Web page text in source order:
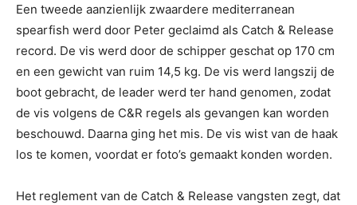
Een tweede aanzienlijk zwaardere mediterranean
spearfish werd door Peter geclaimd als Catch & Release
record. De vis werd door de schipper geschat op 170 cm
en een gewicht van ruim 14,5 kg. De vis werd langszij de
boot gebracht, de leader werd ter hand genomen, zodat
de vis volgens de C&R regels als gevangen kan worden
beschouwd. Daarna ging het mis. De vis wist van de haak
los te komen, voordat er foto’s gemaakt konden worden.
Het reglement van de Catch & Release vangsten zegt, dat